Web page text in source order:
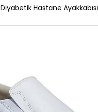
Diyabetik Hastane Ayakkabısı